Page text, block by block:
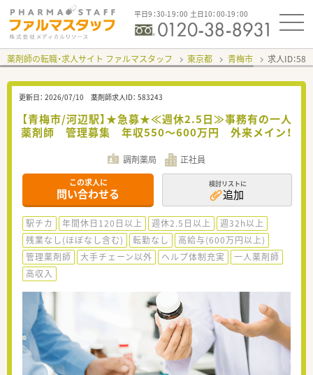
平日9：30-19：00 土日10：00-19：00
薬剤師の転職・求人サイト ファルマスタッフ 東京都 青梅市 求人ID：
更新日： 2026/07/10 薬剤師求人ID： 583243
【青梅市/河辺駅】★急募★≪週休2.5日≫事務有の一人
薬剤師 管理募集 年収550～600万円 外来メイン！
調剤薬局 正社員
この求人に
問い合わせる
検討リストに
追加
駅チカ 年間休日120日以上 週休2.5日以上
週32h以上
残業なし(ほぼなし含む)
転勤なし
高給与(600万円以上)
管理薬剤師
大手チェーン以外 ヘルプ体制充実
一人薬剤師
高収入